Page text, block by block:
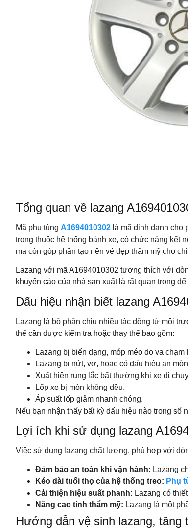
Tổng quan về lazang
Mã phụ tùng A1694010302 là mã định danh cho
trọng thuộc hệ thống bánh xe, có chức năng kết
mà còn góp phần tạo nên vẻ đẹp thẩm mỹ cho
Lazang với mã A1694010302 tương thích với
khuyến cáo của nhà sản xuất là rất quan trọng
Dấu hiệu nhận biết lazang
Lazang là bộ phận chịu nhiều tác động từ môi
thể cần được kiểm tra hoặc thay thế bao gồm:
Lazang bị biến dạng, móp méo do va chạm
Lazang bị nứt, vỡ, hoặc có dấu hiệu ăn
Xuất hiện rung lắc bất thường khi xe di
Lốp xe bị mòn không đều.
Áp suất lốp giảm nhanh chóng.
Nếu bạn nhận thấy bất kỳ dấu hiệu nào trong
Lợi ích khi sử dụng lazang
Việc sử dụng lazang chất lượng, phù hợp với
Đảm bảo an toàn khi vận hành: Lazang
Kéo dài tuổi thọ của hệ thống treo: Phụ
Cải thiện hiệu suất phanh: Lazang có
Nâng cao tính thẩm mỹ: Lazang là một
Hướng dẫn vệ sinh lazang, tăng